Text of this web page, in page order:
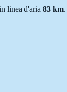
linea d'aria83 km.